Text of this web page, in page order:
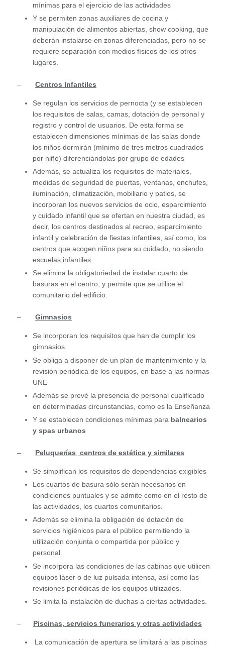
mínimas para el ejercicio de las actividades
Y se permiten zonas auxiliares de cocina y
manipulación de alimentos abiertas, show cooking, que
deberán instalarse en zonas diferenciadas, pero no se
requiere separación con medios físicos de los otros
lugares.
– Centros Infantiles
Se regulan los servicios de pernocta (y se establecen
los requisitos de salas, camas, dotación de personal y
registro y control de usuarios. De esta forma se
establecen dimensiones mínimas de las salas donde
los niños dormirán (mínimo de tres metros cuadrados
por niño) diferenciándolas por grupo de edades
Además, se actualiza los requisitos de materiales,
medidas de seguridad de puertas, ventanas, enchufes,
iluminación, climatización, mobiliario y patios, se
incorporan los nuevos servicios de ocio, esparcimiento
y cuidado infantil que se ofertan en nuestra ciudad, es
decir, los centros destinados al recreo, esparcimiento
infantil y celebración de fiestas infantiles, así como, los
centros que acogen niños para su cuidado, no siendo
escuelas infantiles.
Se elimina la obligatoriedad de instalar cuarto de
basuras en el centro, y permite que se utilice el
comunitario del edificio.
– Gimnasios
Se incorporan los requisitos que han de cumplir los
gimnasios.
Se obliga a disponer de un plan de mantenimiento y la
revisión periódica de los equipos, en base a las normas
UNE
Además se prevé la presencia de personal cualificado
en determinadas circunstancias, como es la Enseñanza
Y se establecen condiciones mínimas para balnearios
y spas urbanos
– Peluquerías centros de estética y similares
Se simplifican los requisitos de dependencias exigibles
Los cuartos de basura sólo serán necesarios en
condiciones puntuales y se admite como en el resto de
las actividades, los cuartos comunitarios.
Además se elimina la obligación de dotación de
servicios higiénicos para el público permitiendo la
utilización conjunta o compartida por público y
personal.
Se incorpora las condiciones de las cabinas que utilicen
equipos láser o de luz pulsada intensa, así como las
revisiones periódicas de los equipos utilizados.
Se limita la instalación de duchas a ciertas actividades.
– Piscinas, servicios funerarios y otras actividades
La comunicación de apertura se limitará a las piscinas